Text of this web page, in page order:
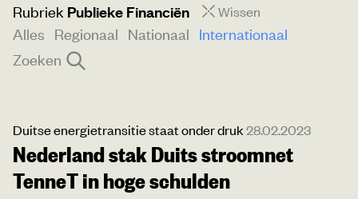
Rubriek Publieke Financiën Wissen
Alles Regionaal Nationaal Internationaal
Zoeken
Duitse energietransitie staat onder druk28.02.2023
Nederland stak Duits stroomnet
TenneT in hoge schulden